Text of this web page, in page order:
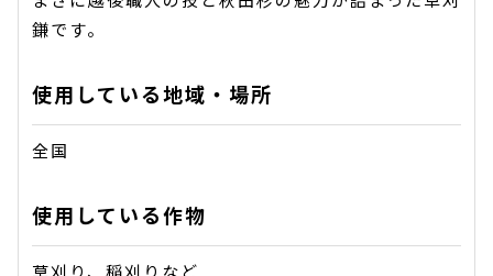
鎌です。
使用している地域・場所
全国
使用している作物
草刈り、稲刈りなど